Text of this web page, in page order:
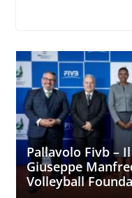
Pallavolo Fivb –
Giuseppe
Volleyball